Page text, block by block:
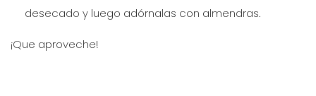
desecado y luego adórnalas con almendras.
¡Que aproveche!